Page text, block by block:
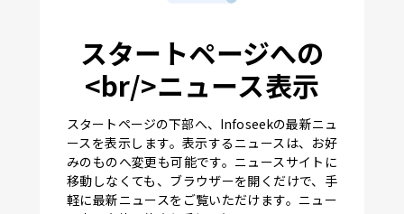
スタートページへの
<br/>ニュース表示
スタートページの下部へ、Infoseekの最新ニュ
ースを表示します。表示するニュースは、お好
みのものへ変更も可能です。ニュースサイトに
移動しなくても、ブラウザーを開くだけで、手
軽に最新ニュースをご覧いただけます。ニュー